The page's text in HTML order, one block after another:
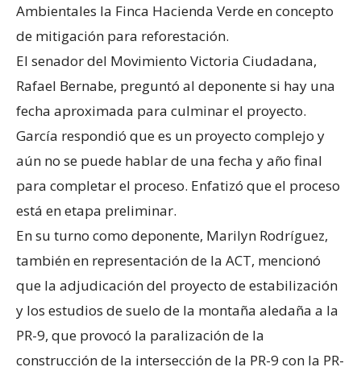
Ambientales la Finca Hacienda Verde en concepto
de mitigación para reforestación.
El senador del Movimiento Victoria Ciudadana,
Rafael Bernabe, preguntó al deponente si hay una
fecha aproximada para culminar el proyecto.
García respondió que es un proyecto complejo y
aún no se puede hablar de una fecha y año final
para completar el proceso. Enfatizó que el proceso
está en etapa preliminar.
En su turno como deponente, Marilyn Rodríguez,
también en representación de la ACT, mencionó
que la adjudicación del proyecto de estabilización
y los estudios de suelo de la montaña aledaña a la
PR-9, que provocó la paralización de la
construcción de la intersección de la PR-9 con la PR-